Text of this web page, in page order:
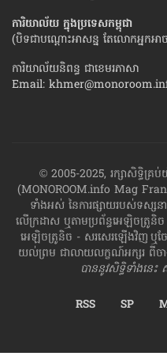
ការិយាល័យ ក្នុង​ប្រទេស​កម្ពុជា
(បិទជាបណ្ដោះអាសន្ន តែលោកអ្នកអ
ការិយាល័យនិពន្ធ ជាខេមរភាសា
Email:
© 2005-2025, រក្សាសិទ្ធិគ្រ
(MONOROOM.info Mag
ទាំង​អស់ ​នៃ​ការ​ផ្សាយ​របស់​ទស្សន
លើក្រដាស ឬតាម​ប្រព័ន្ធ​អេឡិច​ត្រូនិ
អេឡិចត្រូនិច - សរសេរ​ឡើង​វិញ ឬ​ច
យល់ព្រម ជា​លាយ​លក្ខណ៍​អក្សរ​ ពី​ចាង
បាននូវសិទ្ធិ​ទាំងនេ
RSS SP